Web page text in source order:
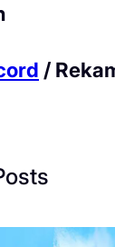
/